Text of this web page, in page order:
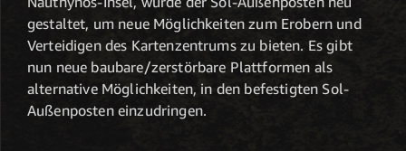
gestaltet, um neue Möglichkeiten zum Erobern und
Verteidigen des Kartenzentrums zu bieten. Es gibt
nun neue baubare/zerstörbare Plattformen als
alternative Möglichkeiten, in den befestigten Sol-
Außenposten einzudringen.